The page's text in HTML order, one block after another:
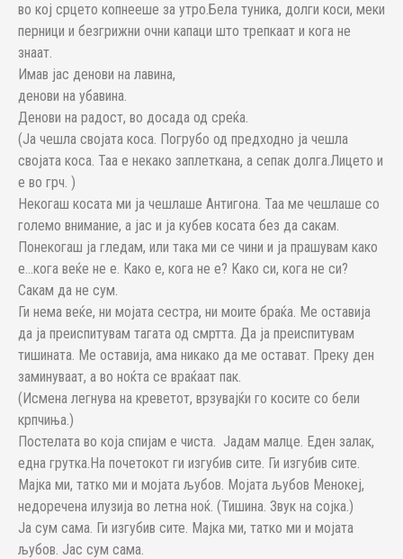
во кој срцето копнееше за утро.Бела туника, долги коси, меки
перници и безгрижни очни капаци што трепкаат и кога не
знаат.
Имав јас денови на лавина,
денови на убавина.
Денови на радост, во досада од среќа.
(Ја чешла својата коса. Погрубо од предходно ја чешла
својата коса. Таа е некако заплеткана, а сепак долга.Лицето и
е во грч. )
Некогаш косата ми ја чешлаше Антигона. Таа ме чешлаше со
големо внимание, а јас и ја кубев косата без да сакам.
Понекогаш ја гледам, или така ми се чини и ја прашувам како
е…кога веќе не е. Како е, кога не е? Како си, кога не си?
Сакам да не сум.
Ги нема веќе, ни мојата сестра, ни моите браќа. Ме оставија
да ја преиспитувам тагата од смртта. Да ја преиспитувам
тишината. Ме оставија, ама никако да ме остават. Преку ден
заминуваат, а во ноќта се враќаат пак.
(Исмена легнува на креветот, врзувајќи го косите со бели
крпчиња.)
Постелата во која спијам е чиста. Јадам малце. Еден залак,
една грутка.На почетокот ги изгубив сите. Ги изгубив сите.
Мајка ми, татко ми и мојата љубов. Мојата љубов Менокеј,
недоречена илузија во летна ноќ. (Тишина. Звук на сојка.)
Ја сум сама. Ги изгубив сите. Мајка ми, татко ми и мојата
љубов. Јас сум сама.